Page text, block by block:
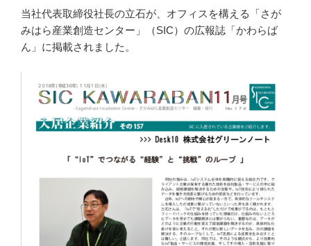
当社代表取締役社長の立石が、オフィスを構える「さが
みはら産業創造センター」（SIC）の広報誌「かわらば
ん」に掲載されました。